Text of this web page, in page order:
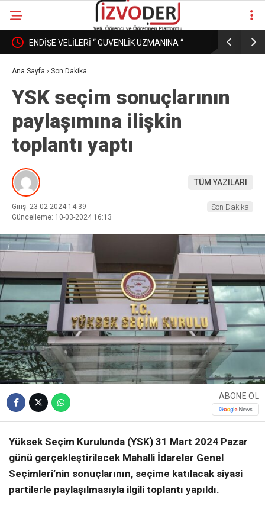
ENDİŞE VELİLERİ “ GÜVENLİK UZMANINA “
DÖNÜŞÜRKEN
EĞİTİM
Ana Sayfa › Son Dakika
YSK seçim sonuçlarının
paylaşımına ilişkin
toplantı yaptı
TÜM YAZILARI
Giriş: 23-02-2024 14:39
Güncelleme: 10-03-2024 16:13
Son Dakika
ABONE OL
Yüksek Seçim Kurulunda (YSK) 31 Mart 2024 Pazar
günü gerçekleştirilecek Mahalli İdareler Genel
Seçimleri’nin sonuçlarının, seçime katılacak siyasi
partilerle paylaşılmasıyla ilgili toplantı yapıldı.